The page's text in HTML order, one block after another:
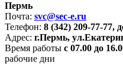
Пермь
Почта: svc@sec-e.ru
Телефон: 8 (342) 209-77-77,
Адрес: г.Пермь,
Время работы с 07.00 до
рабочие дни